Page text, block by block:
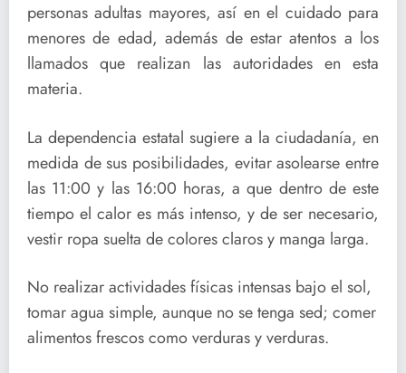
personas adultas mayores, así en el cuidado para
menores de edad, además de estar atentos a los
llamados que realizan las autoridades en esta
materia.
La dependencia estatal sugiere a la ciudadanía, en
medida de sus posibilidades, evitar asolearse entre
las 11:00 y las 16:00 horas, a que dentro de este
tiempo el calor es más intenso, y de ser necesario,
vestir ropa suelta de colores claros y manga larga.
No realizar actividades físicas intensas bajo el sol,
tomar agua simple, aunque no se tenga sed; comer
alimentos frescos como verduras y verduras.